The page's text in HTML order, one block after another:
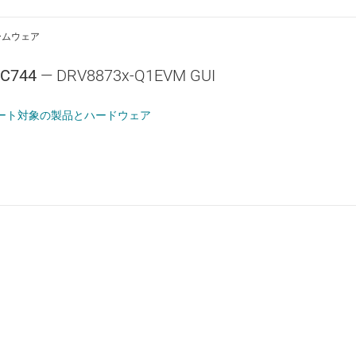
ウェア
— DRV8873x-Q1EVM GUI
ト対象の製品とハードウェア